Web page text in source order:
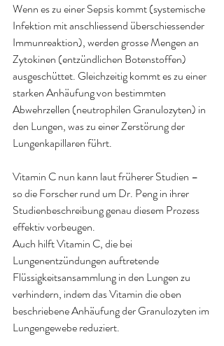
Wenn es zu einer Sepsis kommt (systemische
Infektion mit anschliessend überschiessender
Immunreaktion), werden grosse Mengen an
Zytokinen (entzündlichen Botenstoffen)
ausgeschüttet. Gleichzeitig kommt es zu einer
starken Anhäufung von bestimmten
Abwehrzellen (neutrophilen Granulozyten) in
den Lungen, was zu einer Zerstörung der
Lungenkapillaren führt.
Vitamin C nun kann laut früherer Studien –
so die Forscher rund um Dr. Peng in ihrer
Studienbeschreibung genau diesem Prozess
effektiv vorbeugen.
Auch hilft Vitamin C, die bei
Lungenentzündungen auftretende
Flüssigkeitsansammlung in den Lungen zu
verhindern, indem das Vitamin die oben
beschriebene Anhäufung der Granulozyten im
Lungengewebe reduziert.